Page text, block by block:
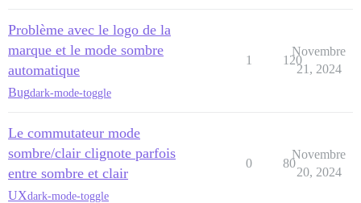
Problème avec le logo de la
marque et le mode sombre
automatique
Bugdark-mode-toggle
1 120
Novembre
21, 2024
Le commutateur mode
sombre/clair clignote parfois
entre sombre et clair
UXdark-mode-toggle
0 80
Novembre
20, 2024